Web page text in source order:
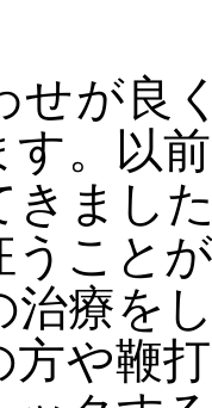
せが良
す。以
きまし
うこと
治療を
方や鞭